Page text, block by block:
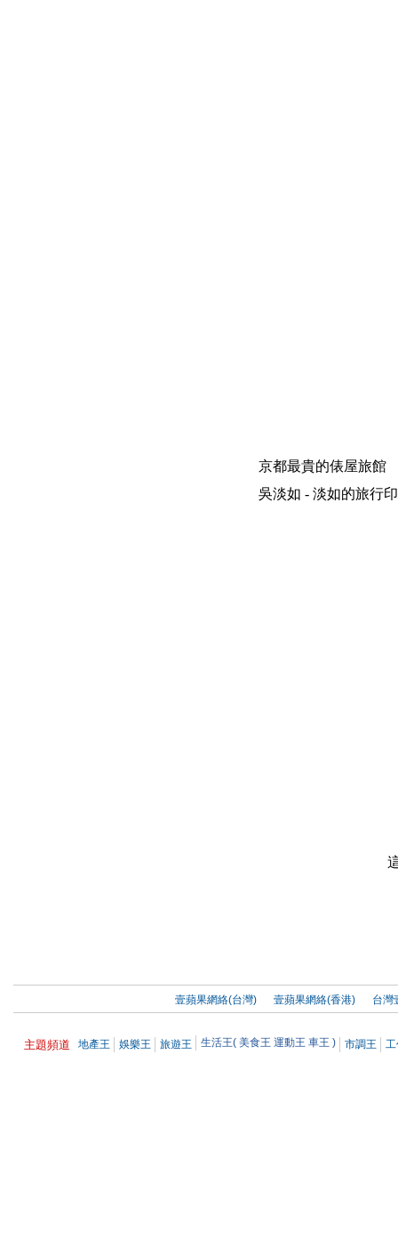
京都最貴的俵屋旅館
吳淡如 - 淡如的旅行印
壹蘋果網絡(台灣) 壹蘋果網絡(香港) 台灣
主題頻道 地產王 娛樂王 旅遊王 生活王( 美食王 運動王 車王 ) 市調王